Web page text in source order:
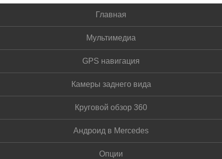
Главная
Мультимедиа
GPS навигация
Камеры заднего вида
Круговой обзор 360
Андроид в Mercedes
Опции